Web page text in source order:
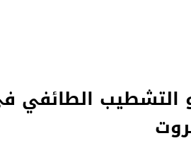
التشطيب الطائفي